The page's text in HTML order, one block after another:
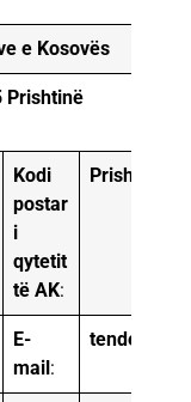
e Kosovës
Prishtinë
Kodi
postar
i
qytetit
të AK:
Prishtinë
E-
mail: